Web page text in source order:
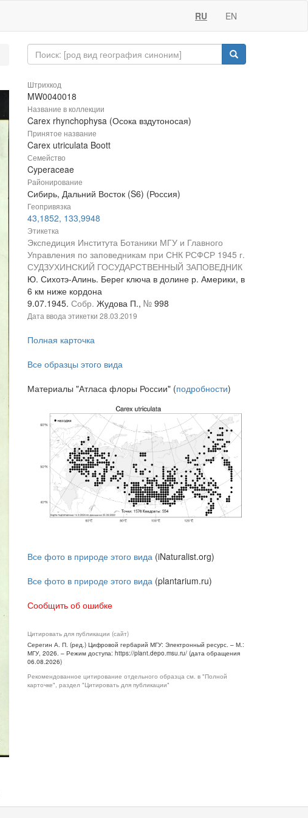
RU EN
Штрихкод
MW0040018
Название в коллекции
Carex rhynchophysa (Осока вздутоносая)
Принятое название
Carex utriculata Boott
Семейство
Cyperaceae
Районирование
Сибирь, Дальний Восток (S6) (Россия)
Геопривязка
43,1852, 133,9948
Этикетка
Экспедиция Института Ботаники МГУ и Главного
Управления по заповедникам при СНК РСФСР 1945 г.
СУДЗУХИНСКИЙ ГОСУДАРСТВЕННЫЙ ЗАПОВЕДНИК
Ю. Сихотэ-Алинь. Берег ключа в долине р. Америки, в
6 км ниже кордона
9.07.1945. Собр. Жудова П., № 998
Дата ввода этикетки 28.03.2019
Полная карточка
Все образцы этого вида
Материалы "Атласа флоры России" (подробности)
Все фото в природе этого вида (iNaturalist.org)
Все фото в природе этого вида (plantarium.ru)
Сообщить об ошибке
Цитировать для публикации (сайт)
Серегин А. П. (ред.) Цифровой гербарий МГУ: Электронный ресурс. – М.:
МГУ, 2026. – Режим доступа: https://plant.depo.msu.ru/ (дата обращения
06.08.2026)
Рекомендованное цитирование отдельного образца см. в "Полной
карточке", раздел "Цитировать для публикации"